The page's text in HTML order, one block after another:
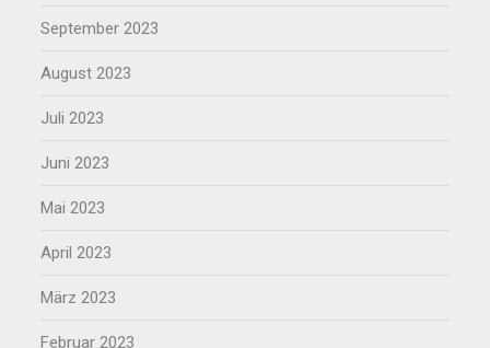
September 2023
August 2023
Juli 2023
Juni 2023
Mai 2023
April 2023
März 2023
Februar 2023